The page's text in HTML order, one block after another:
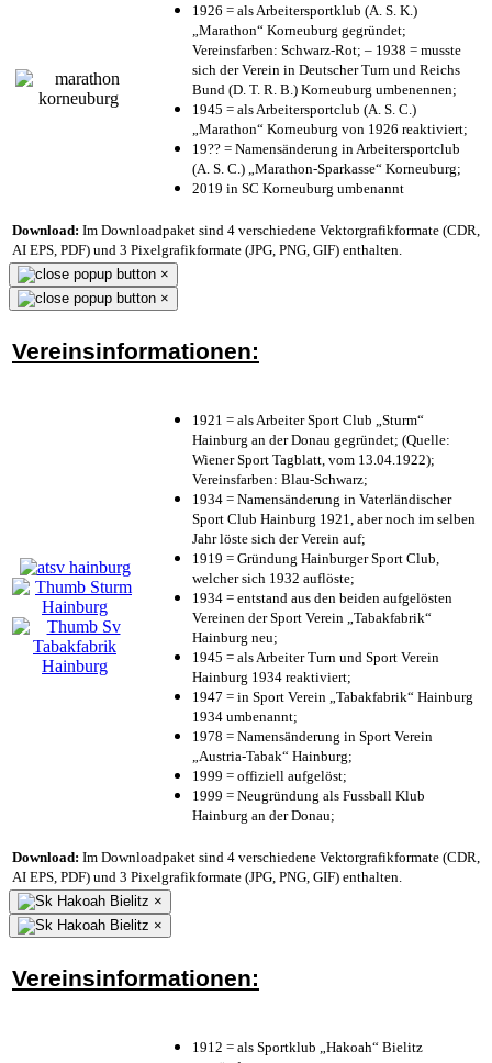
1926 = als Arbeitersportklub (A. S. K.)
„Marathon“ Korneuburg gegründet;
Vereinsfarben: Schwarz-Rot; – 1938 = musste
sich der Verein in Deutscher Turn und Reichs
Bund (D. T. R. B.) Korneuburg umbenennen;
1945 = als Arbeitersportclub (A. S. C.)
„Marathon“ Korneuburg von 1926 reaktiviert;
19?? = Namensänderung in Arbeitersportclub
(A. S. C.) „Marathon-Sparkasse“ Korneuburg;
2019 in SC Korneuburg umbenannt
Download: Im Downloadpaket sind 4 verschiedene Vektorgrafikformate (CDR,
AI EPS, PDF) und 3 Pixelgrafikformate (JPG, PNG, GIF) enthalten.
×
×
Vereinsinformationen:
1921 = als Arbeiter Sport Club „Sturm“
Hainburg an der Donau gegründet; (Quelle:
Wiener Sport Tagblatt, vom 13.04.1922);
Vereinsfarben: Blau-Schwarz;
1934 = Namensänderung in Vaterländischer
Sport Club Hainburg 1921, aber noch im selben
Jahr löste sich der Verein auf;
1919 = Gründung Hainburger Sport Club,
welcher sich 1932 auflöste;
1934 = entstand aus den beiden aufgelösten
Vereinen der Sport Verein „Tabakfabrik“
Hainburg neu;
1945 = als Arbeiter Turn und Sport Verein
Hainburg 1934 reaktiviert;
1947 = in Sport Verein „Tabakfabrik“ Hainburg
1934 umbenannt;
1978 = Namensänderung in Sport Verein
„Austria-Tabak“ Hainburg;
1999 = offiziell aufgelöst;
1999 = Neugründung als Fussball Klub
Hainburg an der Donau;
Download: Im Downloadpaket sind 4 verschiedene Vektorgrafikformate (CDR,
AI EPS, PDF) und 3 Pixelgrafikformate (JPG, PNG, GIF) enthalten.
×
×
Vereinsinformationen:
1912 = als Sportklub „Hakoah“ Bielitz